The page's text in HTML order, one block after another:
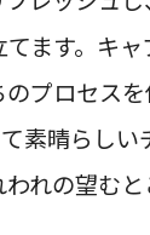
ます。キ
プロセス
素晴らしい
れの望むと